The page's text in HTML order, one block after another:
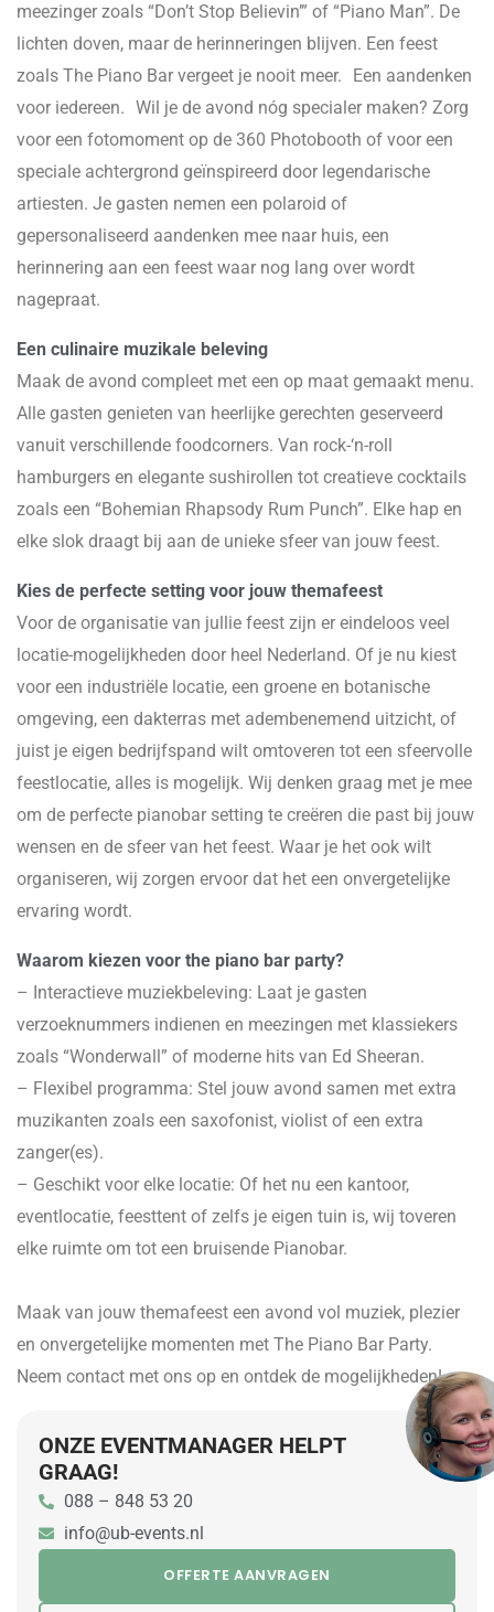
meezinger zoals “Don’t Stop Believin’” of “Piano Man”. De
lichten doven, maar de herinneringen blijven. Een feest
zoals The Piano Bar vergeet je nooit meer. Een aandenken
voor iedereen. Wil je de avond nóg specialer maken? Zorg
voor een fotomoment op de 360 Photobooth of voor een
speciale achtergrond geïnspireerd door legendarische
artiesten. Je gasten nemen een polaroid of
gepersonaliseerd aandenken mee naar huis, een
herinnering aan een feest waar nog lang over wordt
nagepraat.
Een culinaire muzikale beleving
Maak de avond compleet met een op maat gemaakt menu.
Alle gasten genieten van heerlijke gerechten geserveerd
vanuit verschillende foodcorners. Van rock-‘n-roll
hamburgers en elegante sushirollen tot creatieve cocktails
zoals een “Bohemian Rhapsody Rum Punch”. Elke hap en
elke slok draagt bij aan de unieke sfeer van jouw feest.
Kies de perfecte setting voor jouw themafeest
Voor de organisatie van jullie feest zijn er eindeloos veel
locatie-mogelijkheden door heel Nederland. Of je nu kiest
voor een industriële locatie, een groene en botanische
omgeving, een dakterras met adembenemend uitzicht, of
juist je eigen bedrijfspand wilt omtoveren tot een sfeervolle
feestlocatie, alles is mogelijk. Wij denken graag met je mee
om de perfecte pianobar setting te creëren die past bij jouw
wensen en de sfeer van het feest. Waar je het ook wilt
organiseren, wij zorgen ervoor dat het een onvergetelijke
ervaring wordt.
Waarom kiezen voor the piano bar party?
– Interactieve muziekbeleving: Laat je gasten
verzoeknummers indienen en meezingen met klassiekers
zoals “Wonderwall” of moderne hits van Ed Sheeran.
– Flexibel programma: Stel jouw avond samen met extra
muzikanten zoals een saxofonist, violist of een extra
zanger(es).
– Geschikt voor elke locatie: Of het nu een kantoor,
eventlocatie, feesttent of zelfs je eigen tuin is, wij toveren
elke ruimte om tot een bruisende Pianobar.
Maak van jouw themafeest een avond vol muziek, plezier
en onvergetelijke momenten met The Piano Bar Party.
Neem contact met ons op en ontdek de mogelijkheden!
ONZE EVENTMANAGER HELPT
GRAAG!
088 – 848 53 20
info@ub-events.nl
OFFERTE AANVRAGEN